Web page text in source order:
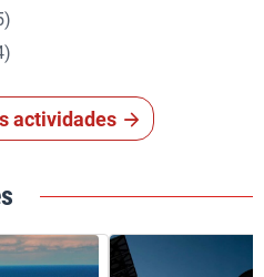
actividades